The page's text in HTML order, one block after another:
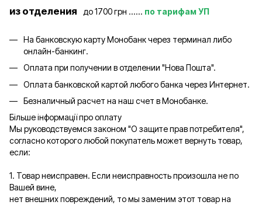
из отделения до 1700 грн ...... по тарифам УП
На банковскую карту Монобанк через терминал либо
онлайн-банкинг.
Оплата при получении в отделении "Нова Пошта".
Оплата банковской картой любого банка через Интернет.
Безналичный расчет на наш счет в Монобанке.
Більше інформації про оплату
Мы руководствуемся законом "О защите прав потребителя",
согласно которого любой покупатель может вернуть товар,
если:
1. Товар неисправен. Если неисправность произошла не по
Вашей вине,
нет внешних повреждений, то мы заменим этот товар на